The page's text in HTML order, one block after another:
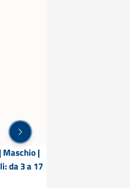
|
da 3 a 17